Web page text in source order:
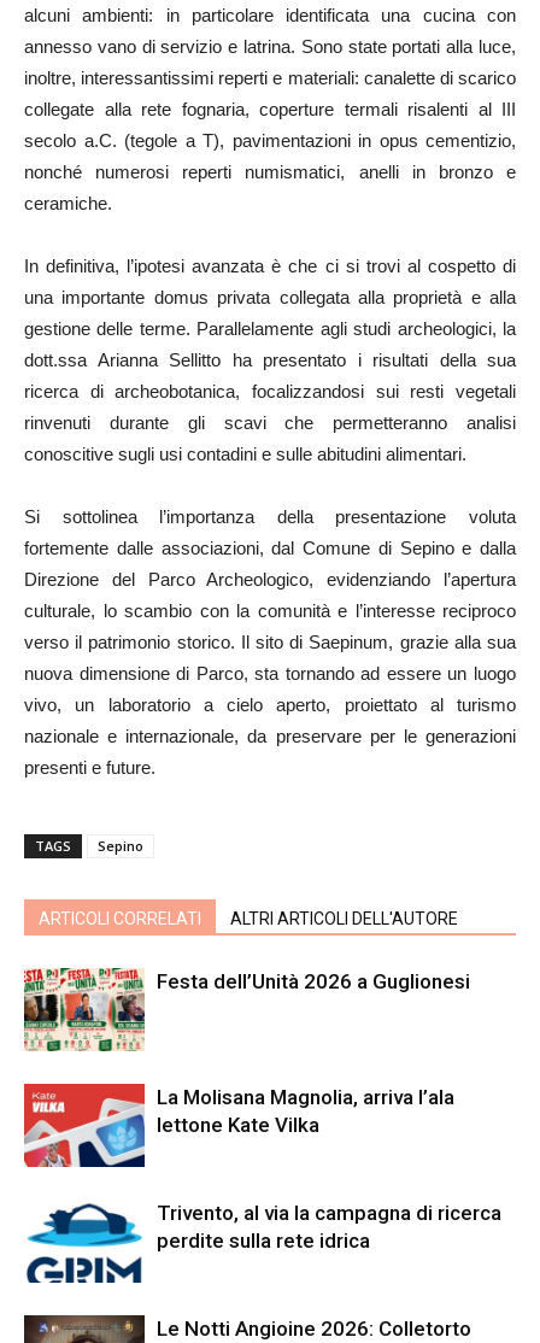
alcuni ambienti: in particolare identificata una cucina con
annesso vano di servizio e latrina. Sono state portati alla luce,
inoltre, interessantissimi reperti e materiali: canalette di scarico
collegate alla rete fognaria, coperture termali risalenti al III
secolo a.C. (tegole a T), pavimentazioni in opus cementizio,
nonché numerosi reperti numismatici, anelli in bronzo e
ceramiche.
In definitiva, l’ipotesi avanzata è che ci si trovi al cospetto di
una importante domus privata collegata alla proprietà e alla
gestione delle terme. Parallelamente agli studi archeologici, la
dott.ssa Arianna Sellitto ha presentato i risultati della sua
ricerca di archeobotanica, focalizzandosi sui resti vegetali
rinvenuti durante gli scavi che permetteranno analisi
conoscitive sugli usi contadini e sulle abitudini alimentari.
Si sottolinea l’importanza della presentazione voluta
fortemente dalle associazioni, dal Comune di Sepino e dalla
Direzione del Parco Archeologico, evidenziando l’apertura
culturale, lo scambio con la comunità e l’interesse reciproco
verso il patrimonio storico. Il sito di Saepinum, grazie alla sua
nuova dimensione di Parco, sta tornando ad essere un luogo
vivo, un laboratorio a cielo aperto, proiettato al turismo
nazionale e internazionale, da preservare per le generazioni
presenti e future.
TAGS Sepino
ARTICOLI CORRELATI ALTRI ARTICOLI DELL'AUTORE
Festa dell’Unità 2026 a Guglionesi
La Molisana Magnolia, arriva l’ala
lettone Kate Vilka
Trivento, al via la campagna di ricerca
perdite sulla rete idrica
Le Notti Angioine 2026: Colletorto